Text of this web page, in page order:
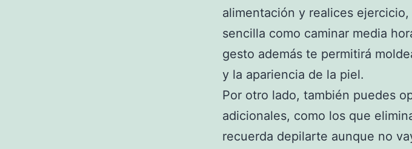
alimentación y realices
sencilla como caminar media
gesto además te permitirá
y la apariencia de la piel.
Por otro lado, también puedes
adicionales, como los que
recuerda depilarte aunque no